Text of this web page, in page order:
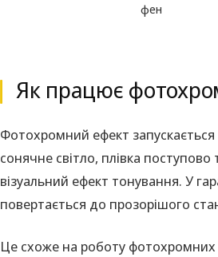
фен
Як працює
Фотохромний ефект
сонячне світло, плівка
візуальний ефект тонування. У
повертається до прозорішого
Це схоже на роботу фотохромних